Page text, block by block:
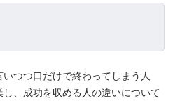
つつ口だけで終わってしまう人
、成功を収める人の違いについて